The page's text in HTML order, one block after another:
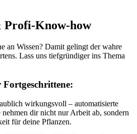
Profi-Know-how
an Wissen? Damit gelingt der wahre
Lass uns tiefgründiger ins Thema
wirkungsvoll – automatisierte
nehmen dir nicht nur Arbeit ab, sondern
für deine Pflanzen.